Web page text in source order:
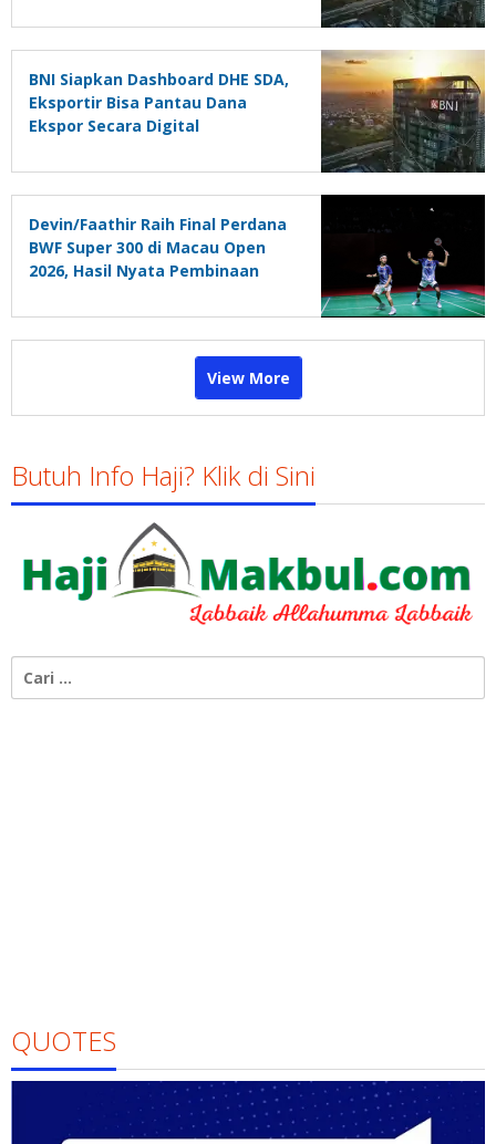
BNI Siapkan Dashboard DHE SDA,
Eksportir Bisa Pantau Dana
Ekspor Secara Digital
Devin/Faathir Raih Final Perdana
BWF Super 300 di Macau Open
2026, Hasil Nyata Pembinaan
View More
Butuh Info Haji? Klik di Sini
untuk:
QUOTES